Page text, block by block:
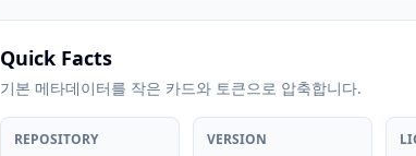
Quick Facts
기본 메타데이터를 작은 카드와 토큰으로 압축합니다.
REPOSITORY VERSION